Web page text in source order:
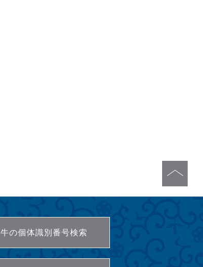
牛の個体識別番号検索